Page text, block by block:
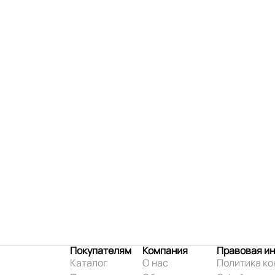
Покупателям
Каталог
Компания
О нас
Правовая
Политика